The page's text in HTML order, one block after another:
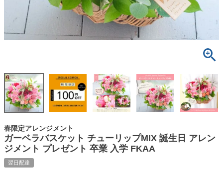
春限定アレンジメント
ガーベラバスケット チューリップMIX 誕生日 アレン
ジメント プレゼント 卒業 入学 FKAA
翌日配達